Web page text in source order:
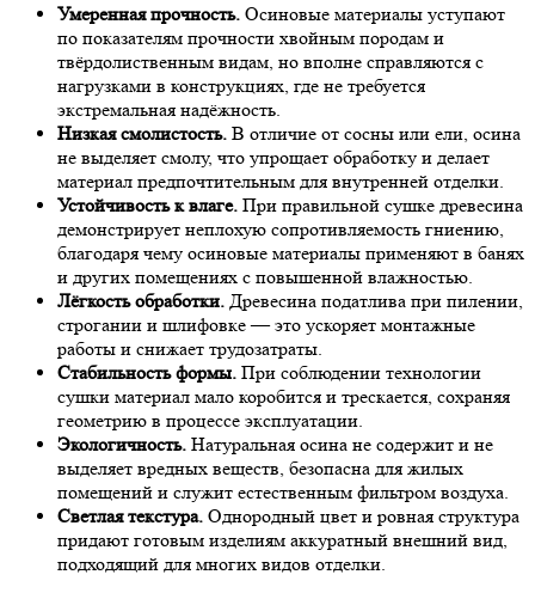
Умеренная прочность. Осиновые материалы уступают
по показателям прочности хвойным породам и
твёрдолиственным видам, но вполне справляются с
нагрузками в конструкциях, где не требуется
экстремальная надёжность.
Низкая смолистость. В отличие от сосны или ели, осина
не выделяет смолу, что упрощает обработку и делает
материал предпочтительным для внутренней отделки.
Устойчивость к влаге. При правильной сушке древесина
демонстрирует неплохую сопротивляемость гниению,
благодаря чему осиновые материалы применяют в банях
и других помещениях с повышенной влажностью.
Лёгкость обработки. Древесина податлива при пилении,
строгании и шлифовке — это ускоряет монтажные
работы и снижает трудозатраты.
Стабильность формы. При соблюдении технологии
сушки материал мало коробится и трескается, сохраняя
геометрию в процессе эксплуатации.
Экологичность. Натуральная осина не содержит и не
выделяет вредных веществ, безопасна для жилых
помещений и служит естественным фильтром воздуха.
Светлая текстура. Однородный цвет и ровная структура
придают готовым изделиям аккуратный внешний вид,
подходящий для многих видов отделки.